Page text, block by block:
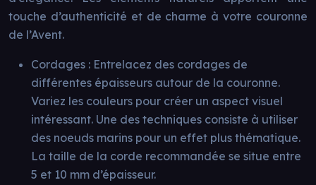
touche d’authenticité et de charme à votre couronne
de l’Avent.
Cordages : Entrelacez des cordages de
différentes épaisseurs autour de la couronne.
Variez les couleurs pour créer un aspect visuel
intéressant. Une des techniques consiste à utiliser
des noeuds marins pour un effet plus thématique.
La taille de la corde recommandée se situe entre
5 et 10 mm d’épaisseur.